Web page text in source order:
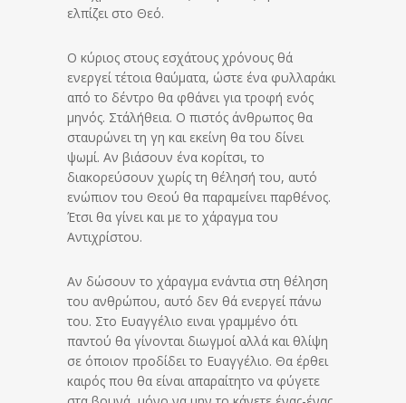
ελπίζει στο Θεό.
Ο κύριος στους εσχάτους χρόνους θά
ενεργεί τέτοια θαύματα, ώστε ένα φυλλαράκι
από το δέντρο θα φθάνει για τροφή ενός
μηνός. Στ΄αλήθεια. Ο πιστός άνθρωπος θα
σταυρώνει τη γη και εκείνη θα του δίνει
ψωμί. Αν βιάσουν ένα κορίτσι, το
διακορεύσουν χωρίς τη θέλησή του, αυτό
ενώπιον του Θεού θα παραμείνει παρθένος.
Έτσι θα γίνει και με το χάραγμα του
Αντιχρίστου.
Αν δώσουν το χάραγμα ενάντια στη θέληση
του ανθρώπου, αυτό δεν θά ενεργεί πάνω
του. Στο Ευαγγέλιο ειναι γραμμένο ότι
παντού θα γίνονται διωγμοί αλλά και θλίψη
σε όποιον προδίδει το Ευαγγέλιο. Θα έρθει
καιρός που θα είναι απαραίτητο να φύγετε